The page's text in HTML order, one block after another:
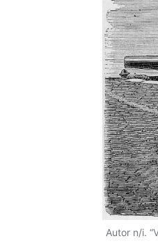
Autor n/i.